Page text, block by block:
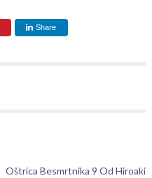
Share
Oštrica Besmrtnika 9 Od Hiroaki